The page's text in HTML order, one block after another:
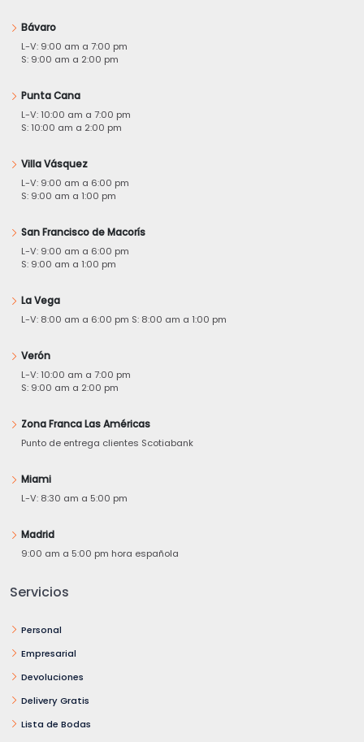
Bávaro
L-V: 9:00 am a 7:00 pm
S: 9:00 am a 2:00 pm
Punta Cana
L-V: 10:00 am a 7:00 pm
S: 10:00 am a 2:00 pm
Villa Vásquez
L-V: 9:00 am a 6:00 pm
S: 9:00 am a 1:00 pm
San Francisco de Macorís
L-V: 9:00 am a 6:00 pm
S: 9:00 am a 1:00 pm
La Vega
L-V: 8:00 am a 6:00 pm S: 8:00 am a 1:00 pm
Verón
L-V: 10:00 am a 7:00 pm
S: 9:00 am a 2:00 pm
Zona Franca Las Américas
Punto de entrega clientes Scotiabank
Miami
L-V: 8:30 am a 5:00 pm
Madrid
9:00 am a 5:00 pm hora española
Servicios
Personal
Empresarial
Devoluciones
Delivery Gratis
Lista de Bodas